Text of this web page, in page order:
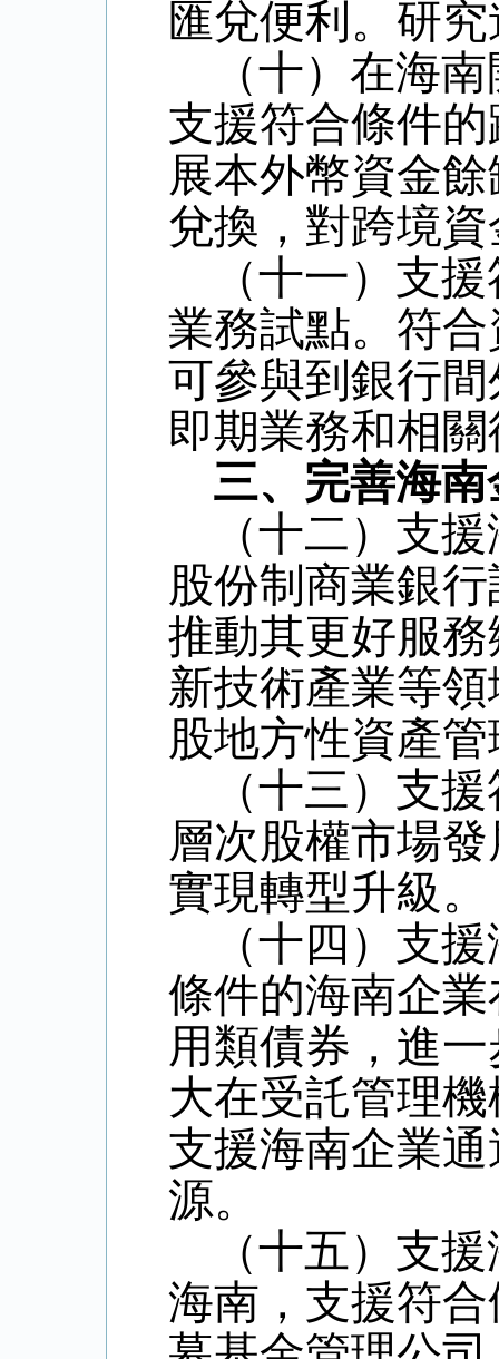
匯兌便利。研
（十）在海
支援符合條件
展本外幣資金
兌換，對跨境
（十一）支
業務試點。符
可參與到銀行
即期業務和相
三、完善海
（十二）支
股份制商業銀
推動其更好服
新技術產業等
股地方性資產
（十三）支
層次股權市場
實現轉型升級。
（十四）支
條件的海南企
用類債券，進
大在受託管理
支援海南企業
源。
（十五）支
海南，支援符